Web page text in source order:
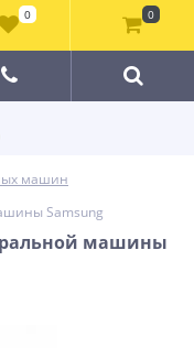
машин
Samsung
машины
0 0